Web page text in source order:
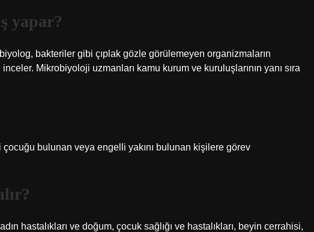
yapar?
bakteriler gibi çıplak gözle görülemeyen organizmaların
Mikrobiyoloji uzmanları kamu kurum ve kuruluşlarının yanı sıra
bulunan veya engelli yakını bulunan kişilere görev
hastalıkları ve doğum, çocuk sağlığı ve hastalıkları, beyin cerrahisi,